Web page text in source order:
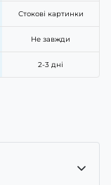
Стокові картинки
Не завжди
2-3 дні